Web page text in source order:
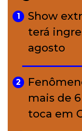
charme
A ciência
função
1
Show
terá
agosto
2
mais de
toca em